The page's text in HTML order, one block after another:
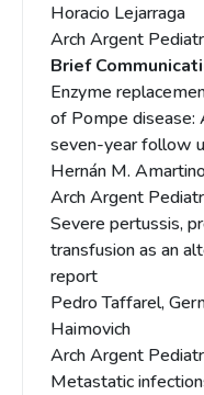
Horacio Lejarraga
Arch Argent
Brief
Enzyme
of Pompe disease:
seven-year follow
Hernán M.
Arch Argent
Severe pertussis,
transfusion as an
report
Pedro Taffarel,
Haimovich
Arch Argent
Metastatic